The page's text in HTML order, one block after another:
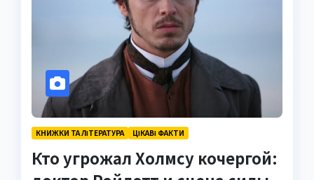
КНИЖКИ ТА ЛІТЕРАТУРА ЦІКАВІ ФАКТИ
Кто угрожал Холмсу кочергой: